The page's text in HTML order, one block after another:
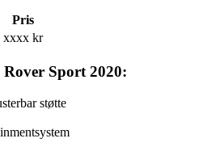
Pris
xxxx kr
Sport 2020:
støtte